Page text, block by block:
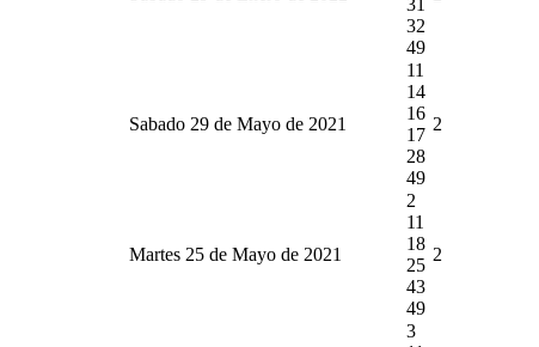
32
49
Sabado 29 de Mayo de 2021
11
14
16
17
28
49
2
Martes 25 de Mayo de 2021
2
11
18
25
43
49
2
3